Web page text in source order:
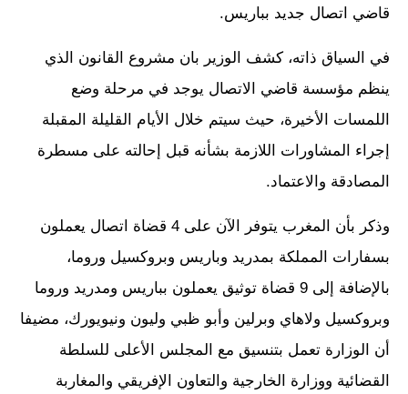
قاضي اتصال جديد بباريس.
في السياق ذاته، كشف الوزير بان مشروع القانون الذي
ينظم مؤسسة قاضي الاتصال يوجد في مرحلة وضع
اللمسات الأخيرة، حيث سيتم خلال الأيام القليلة المقبلة
إجراء المشاورات اللازمة بشأنه قبل إحالته على مسطرة
المصادقة والاعتماد.
وذكر بأن المغرب يتوفر الآن على 4 قضاة اتصال يعملون
بسفارات المملكة بمدريد وباريس وبروكسيل وروما،
بالإضافة إلى 9 قضاة توثيق يعملون بباريس ومدريد وروما
وبروكسيل ولاهاي وبرلين وأبو ظبي وليون ونيويورك، مضيفا
أن الوزارة تعمل بتنسيق مع المجلس الأعلى للسلطة
القضائية ووزارة الخارجية والتعاون الإفريقي والمغاربة